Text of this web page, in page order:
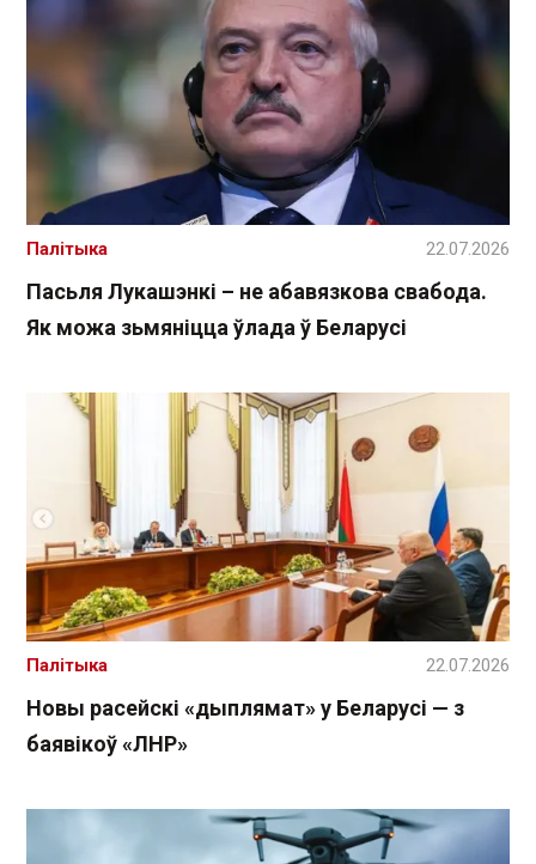
Пасьля Лукашэнкі – не абавязкова свабода.
Як можа зьмяніцца ўлада ў Беларусі
Палітыка 22.07.2026
Новы расейскі «дыплямат» у Беларусі — з
баявікоў «ЛНР»
Палітыка 22.07.2026